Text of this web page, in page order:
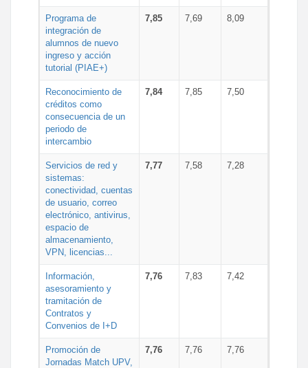
Programa de
integración de
alumnos de nuevo
ingreso y acción
tutorial (PIAE+)
7,85 7,69 8,09
Reconocimiento de
créditos como
consecuencia de un
periodo de
intercambio
7,84 7,85 7,50
Servicios de red y
sistemas:
conectividad, cuentas
de usuario, correo
electrónico, antivirus,
espacio de
almacenamiento,
VPN, licencias...
7,77 7,58 7,28
Información,
asesoramiento y
tramitación de
Contratos y
Convenios de I+D
7,76 7,83 7,42
Promoción de
Jornadas Match UPV,
7,76 7,76 7,76